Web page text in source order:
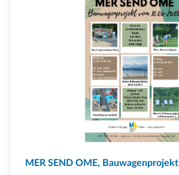
MER SEND OME, Bauwagenprojekt